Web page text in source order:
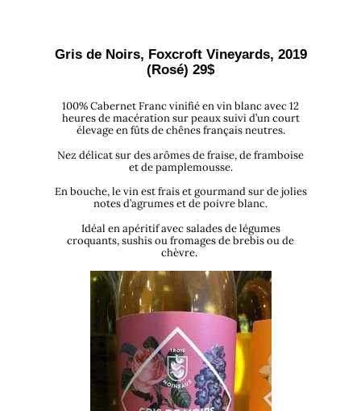
Gris de Noirs, Foxcroft Vineyards, 2019
(Rosé) 29$
100% Cabernet Franc vinifié en vin blanc avec 12
heures de macération sur peaux suivi d’un court
élevage en fûts de chênes français neutres.
Nez délicat sur des arômes de fraise, de framboise
et de pamplemousse.
En bouche, le vin est frais et gourmand sur de jolies
notes d’agrumes et de poivre blanc.
Idéal en apéritif avec salades de légumes
croquants, sushis ou fromages de brebis ou de
chèvre.